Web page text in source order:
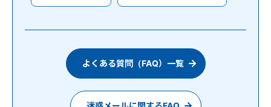
よくある質問（FAQ）一覧